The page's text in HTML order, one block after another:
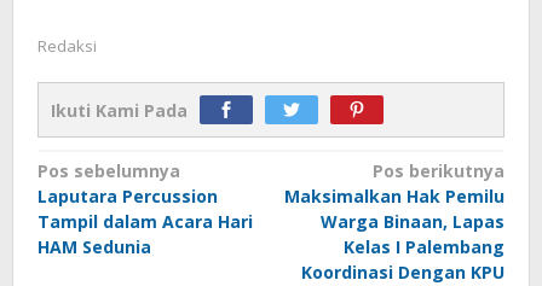
Redaksi
Ikuti Kami Pada
Navigasi
pos
Pos sebelumnya
Laputara Percussion
Tampil dalam Acara Hari
HAM Sedunia
Pos berikutnya
Maksimalkan Hak Pemilu
Warga Binaan, Lapas
Kelas I Palembang
Koordinasi Dengan KPU